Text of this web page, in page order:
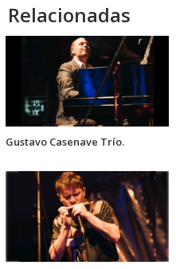
Relacionadas
Gustavo Casenave Trío.